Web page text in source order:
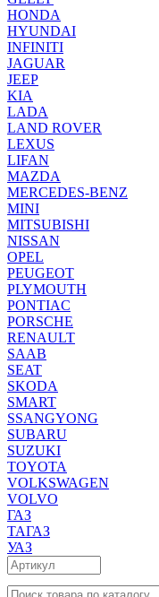
HONDA
HYUNDAI
INFINITI
JAGUAR
JEEP
KIA
LADA
LAND ROVER
LEXUS
LIFAN
MAZDA
MERCEDES-BENZ
MINI
MITSUBISHI
NISSAN
OPEL
PEUGEOT
PLYMOUTH
PONTIAC
PORSCHE
RENAULT
SAAB
SEAT
SKODA
SMART
SSANGYONG
SUBARU
SUZUKI
TOYOTA
VOLKSWAGEN
VOLVO
ГАЗ
ТАГАЗ
УАЗ